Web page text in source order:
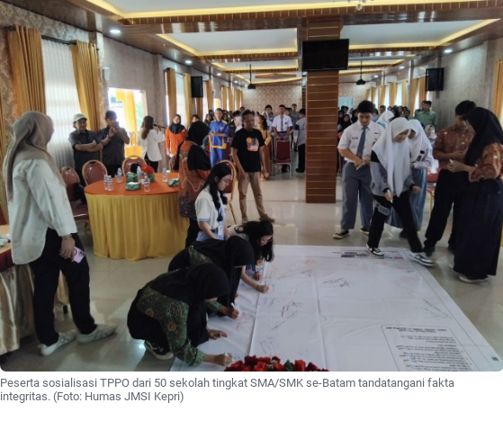
Peserta sosialisasi TPPO dari 50 sekolah tingkat SMA/SMK se-Batam tandatangani fakta
integritas. (Foto: Humas JMSI Kepri)